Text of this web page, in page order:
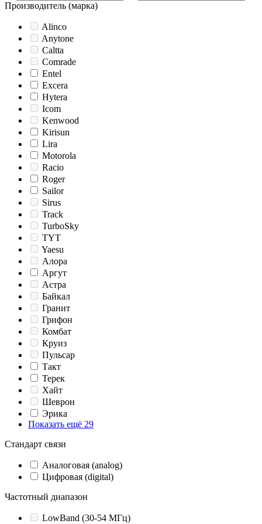
Производитель (марка)
Alinco
Anytone
Caltta
Comrade
Entel
Excera
Hytera
Icom
Kenwood
Kirisun
Lira
Motorola
Racio
Roger
Sailor
Sirus
Track
TurboSky
TYT
Yaesu
Алора
Аргут
Астра
Байкал
Гранит
Грифон
Комбат
Круиз
Пульсар
Такт
Терек
Хайт
Шеврон
Эрика
Показать ещё 29
Стандарт связи
Аналоговая (analog)
Цифровая (digital)
Частотный диапазон
LowBand (30-54 МГц)